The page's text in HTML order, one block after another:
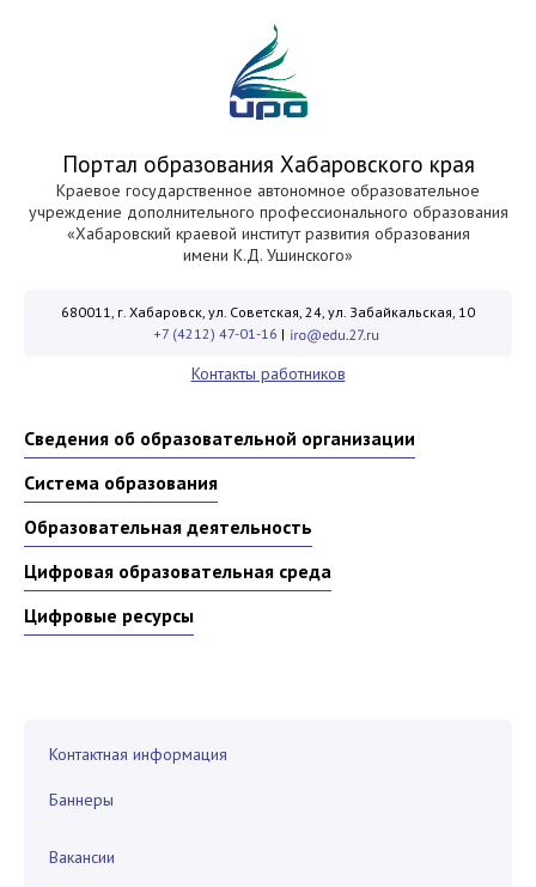
Портал образования Хабаровского края
Краевое государственное автономное образовательное
учреждение дополнительного профессионального образования
«Хабаровский краевой институт развития образования
имени К.Д. Ушинского»
680011, г. Хабаровск, ул. Советская, 24, ул. Забайкальская, 10
+7 (4212) 47-01-16 |
Контакты работников
Сведения об образовательной организации
Система образования
Образовательная деятельность
Цифровая образовательная среда
Цифровые ресурсы
Контактная информация
Баннеры
Вакансии